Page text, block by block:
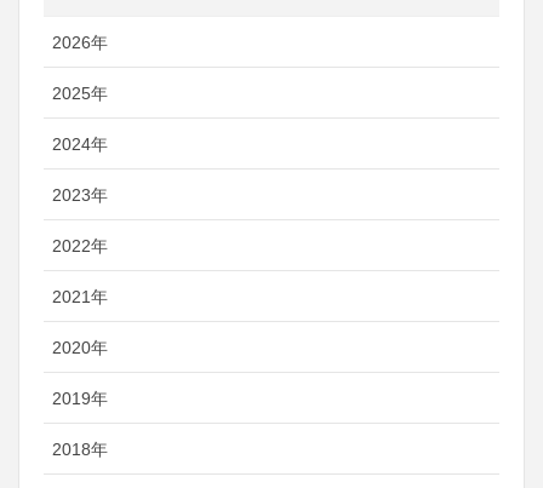
2026年
2025年
2024年
2023年
2022年
2021年
2020年
2019年
2018年